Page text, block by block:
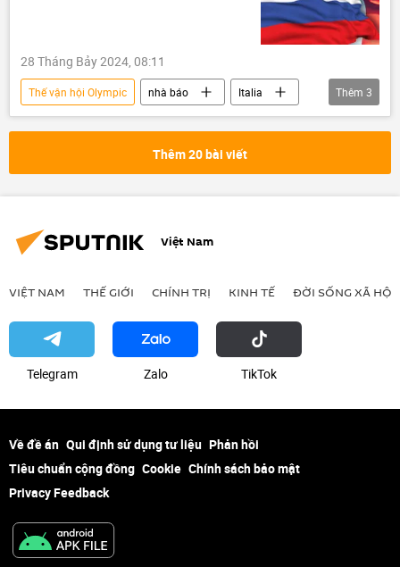
28 Tháng Bảy 2024, 08:11
Thế vận hội Olympic nhà báo
Italia
Thế giới
Nga Pháp
Thêm 3
Thêm 20 bài viết
Việt Nam
VIỆT NAM THẾ GIỚI CHÍNH TRỊ KINH TẾ ĐỜI SỐNG XÃ HỘI
Telegram Zalo ТikТоk
Về đề án Qui định sử dụng tư liệu Phản hồi
Tiêu chuẩn cộng đồng Cookie Chính sách bảo mật
Privacy Feedback